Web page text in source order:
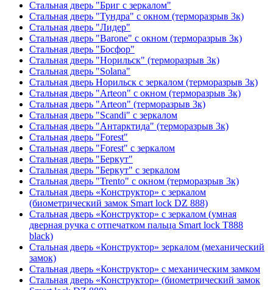
Стальная дверь "Бриг с зеркалом"
Стальная дверь "Тундра" с окном (терморазрыв 3к)
Стальная дверь "Лидер"
Стальная дверь "Barone" с окном (терморазрыв 3к)
Стальная дверь "Босфор"
Стальная дверь "Норильск" (терморазрыв 3к)
Стальная дверь "Solana"
Стальная дверь Норильск с зеркалом (терморазрыв 3к)
Стальная дверь "Arteon" с окном (терморазрыв 3к)
Стальная дверь "Arteon" (терморазрыв 3к)
Стальная дверь "Scandi" с зеркалом
Стальная дверь "Антарктида" (терморазрыв 3к)
Стальная дверь "Forest"
Стальная дверь "Forest" с зеркалом
Стальная дверь "Беркут"
Стальная дверь "Беркут" с зеркалом
Стальная дверь "Trento" с окном (терморазрыв 3к)
Стальная дверь «Конструктор» с зеркалом
(биометрический замок Smart lock DZ 888)
Стальная дверь «Конструктор» с зеркалом (умная
дверная ручка с отпечатком пальца Smart lock T888
black)
Стальная дверь «Конструктор» зеркалом (механический
замок)
Стальная дверь «Конструктор» с механическим замком
Стальная дверь «Конструктор» (биометрический замок